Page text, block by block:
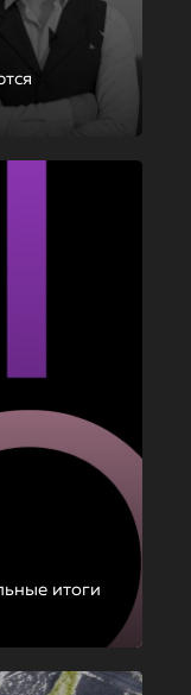
итоги